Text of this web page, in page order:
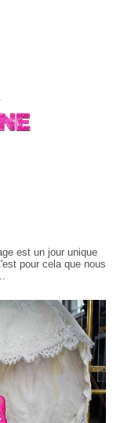
est un jour unique
pour cela que nous